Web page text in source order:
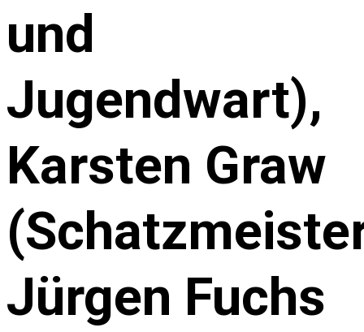
und
Jugendwart),
Karsten Graw
Jürgen Fuchs